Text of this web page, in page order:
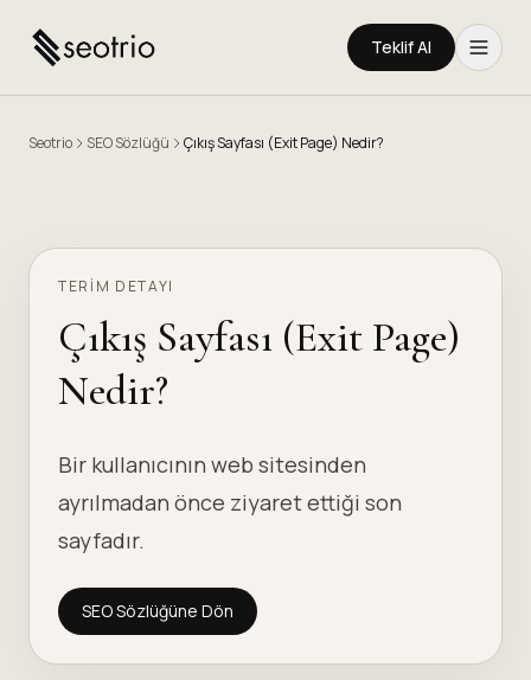
Teklif Al
Seotrio SEO Sözlüğü Çıkış Sayfası (Exit Page) Nedir?
TERIM DETAYI
Çıkış Sayfası (Exit Page)
Nedir?
Bir kullanıcının web sitesinden
ayrılmadan önce ziyaret ettiği son
sayfadır.
SEO Sözlüğüne Dön